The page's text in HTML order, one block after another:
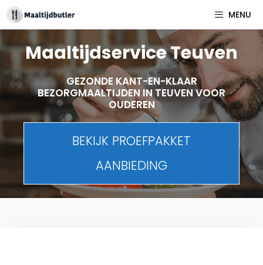
Spring
naar
inhoud
MENU
Maaltijdservice Teuven
GEZONDE KANT-EN-KLAAR
BEZORGMAALTIJDEN IN TEUVEN VOOR
OUDEREN
BEKIJK PROEFPAKKET
AANBIEDING